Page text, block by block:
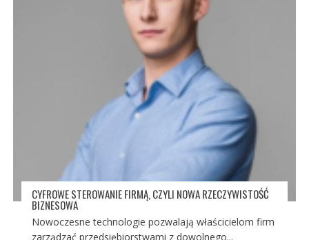
CYFROWE STEROWANIE FIRMĄ, CZYLI NOWA RZECZYWISTOŚĆ
BIZNESOWA
Nowoczesne technologie pozwalają właścicielom firm
zarządzać przedsiębiorstwami z dowolnego...